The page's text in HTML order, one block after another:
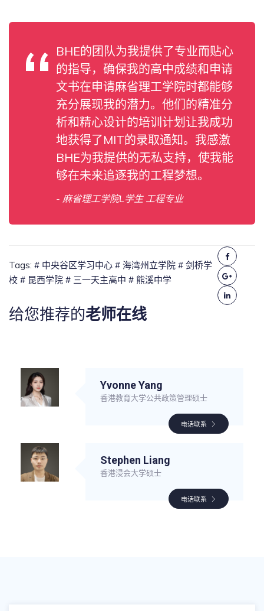
BHE的团队为我提供了专业而贴心
的指导，确保我的高中成绩和申请
文书在申请麻省理工学院时都能够
充分展现我的潜力。他们的精准分
析和精心设计的培训计划让我成功
地获得了MIT的录取通知。我感激
BHE为我提供的无私支持，使我能
够在未来追逐我的工程梦想。
- 麻省理工学院L学生 工程专业
Tags: # 中央谷区学习中心 # 海湾州立学院 # 剑桥学
校 # 昆西学院 # 三一天主高中 # 熊溪中学
给您推荐的老师在线
Yvonne Yang
香港教育大学公共政策管理硕士
电话联系
Stephen Liang
香港浸会大学硕士
电话联系